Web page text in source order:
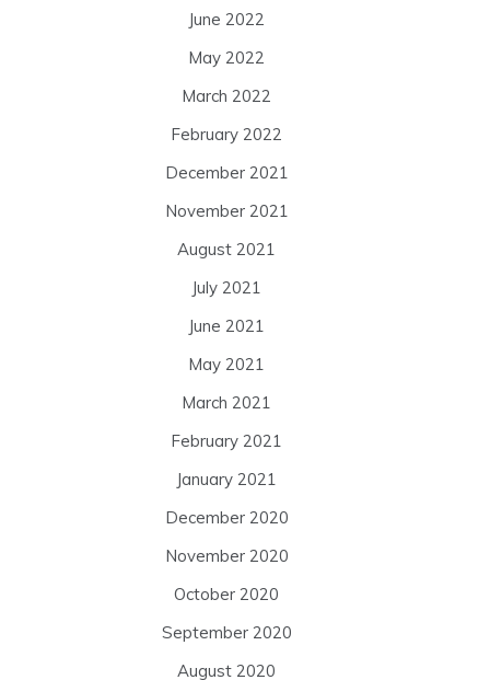
June 2022
May 2022
March 2022
February 2022
December 2021
November 2021
August 2021
July 2021
June 2021
May 2021
March 2021
February 2021
January 2021
December 2020
November 2020
October 2020
September 2020
August 2020